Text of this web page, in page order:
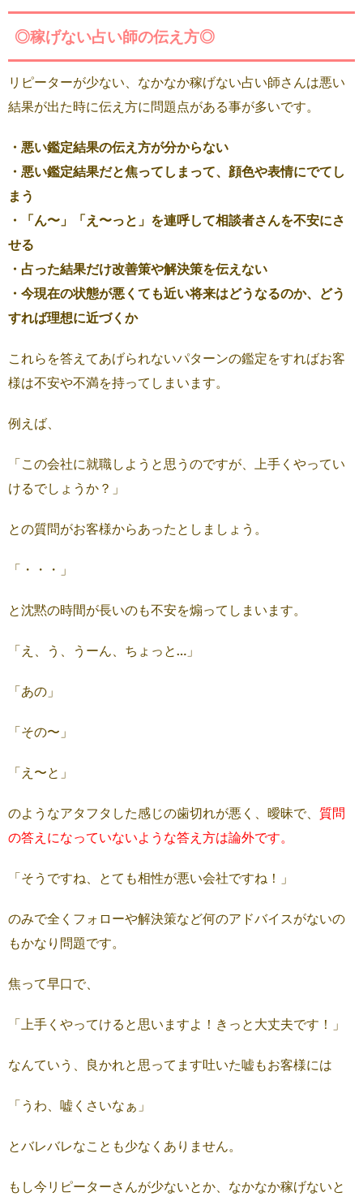
◎稼げない占い師の伝え方◎
リピーターが少ない、なかなか稼げない占い師さんは悪い
結果が出た時に伝え方に問題点がある事が多いです。
・悪い鑑定結果の伝え方が分からない
・悪い鑑定結果だと焦ってしまって、顔色や表情にでてし
まう
・「ん〜」「え〜っと」を連呼して相談者さんを不安にさ
せる
・占った結果だけ改善策や解決策を伝えない
・今現在の状態が悪くても近い将来はどうなるのか、どう
すれば理想に近づくか
これらを答えてあげられないパターンの鑑定をすればお客
様は不安や不満を持ってしまいます。
例えば、
「この会社に就職しようと思うのですが、上手くやってい
けるでしょうか？」
との質問がお客様からあったとしましょう。
「・・・」
と沈黙の時間が長いのも不安を煽ってしまいます。
「え、う、うーん、ちょっと…」
「あの」
「その〜」
「え〜と」
のようなアタフタした感じの歯切れが悪く、曖昧で、 質問
の答えになっていないような答え方は論外です。
「そうですね、とても相性が悪い会社ですね！」
のみで全くフォローや解決策など何のアドバイスがないの
もかなり問題です。
焦って早口で、
「上手くやってけると思いますよ！きっと大丈夫です！」
なんていう、良かれと思ってます吐いた嘘もお客様には
「うわ、嘘くさいなぁ」
とバレバレなことも少なくありません。
もし今リピーターさんが少ないとか、なかなか稼げないと